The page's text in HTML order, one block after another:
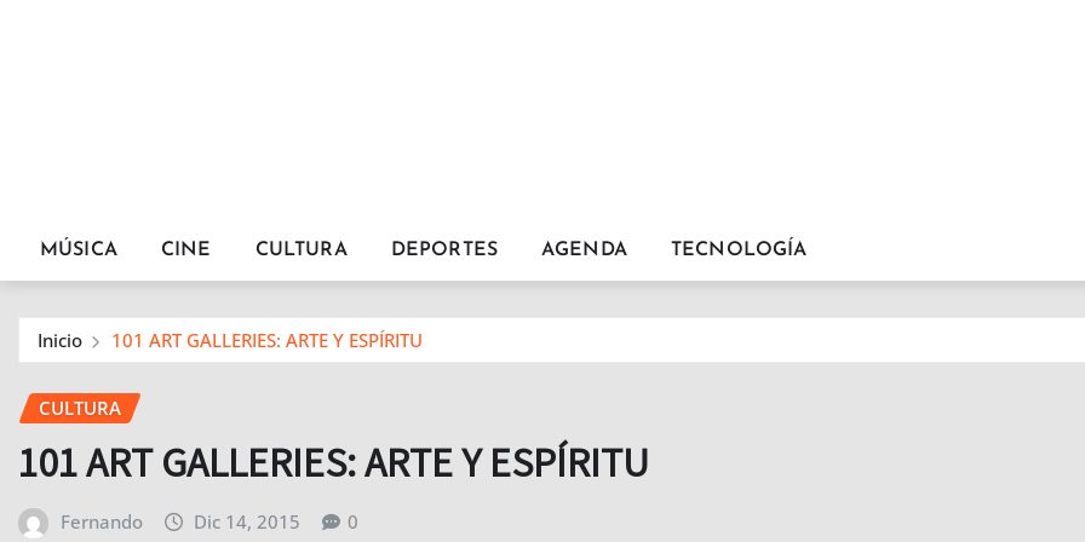
MÚSICA CINE CULTURA DEPORTES AGENDA TECNOLOGÍA
Inicio 101 ART GALLERIES: ARTE Y ESPÍRITU
CULTURA
101 ART GALLERIES: ARTE Y ESPÍRITU
Fernando Dic 14, 2015 0